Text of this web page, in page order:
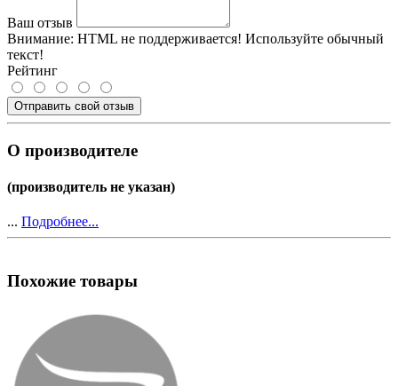
Ваш отзыв
Внимание: HTML не поддерживается! Используйте обычный
текст!
Рейтинг
Отправить свой отзыв
О производителе
(производитель не указан)
... Подробнее...
Похожие товары